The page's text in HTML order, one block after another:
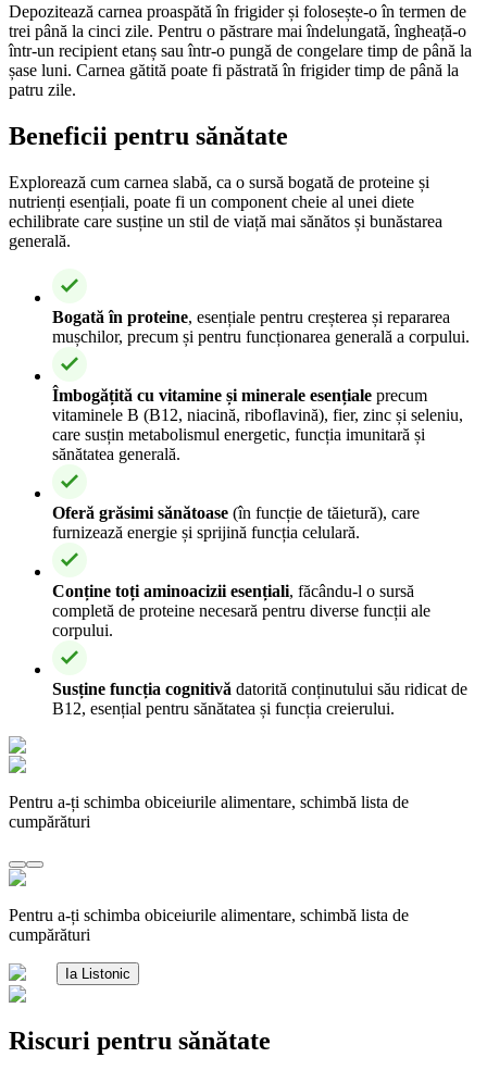
Depozitează carnea proaspătă în frigider și folosește-o în termen de
trei până la cinci zile. Pentru o păstrare mai îndelungată, îngheață-o
într-un recipient etanș sau într-o pungă de congelare timp de până la
șase luni. Carnea gătită poate fi păstrată în frigider timp de până la
patru zile.
Beneficii pentru sănătate
Explorează cum carnea slabă, ca o sursă bogată de proteine și
nutrienți esențiali, poate fi un component cheie al unei diete
echilibrate care susține un stil de viață mai sănătos și bunăstarea
generală.
Bogată în proteine, esențiale pentru creșterea și repararea
mușchilor, precum și pentru funcționarea generală a corpului.
Îmbogățită cu vitamine și minerale esențiale precum
vitaminele B (B12, niacină, riboflavină), fier, zinc și seleniu,
care susțin metabolismul energetic, funcția imunitară și
sănătatea generală.
Oferă grăsimi sănătoase (în funcție de tăietură), care
furnizează energie și sprijină funcția celulară.
Conține toți aminoacizii esențiali, făcându-l o sursă
completă de proteine necesară pentru diverse funcții ale
corpului.
Susține funcția cognitivă datorită conținutului său ridicat de
B12, esențial pentru sănătatea și funcția creierului.
Pentru a-ți schimba obiceiurile alimentare, schimbă lista de
cumpărături
Pentru a-ți schimba obiceiurile alimentare, schimbă lista de
cumpărături
Ia Listonic
Riscuri pentru sănătate